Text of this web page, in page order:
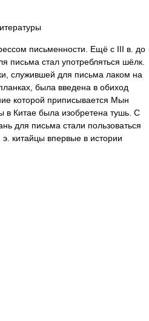
письменности. Ещё с III в. до
письма стал употребляться шёлк.
служившей для письма лаком на
была введена в обиход
которой приписывается Мын
Китае была изобретена тушь. С
для письма стали пользоваться
китайцы впервые в истории